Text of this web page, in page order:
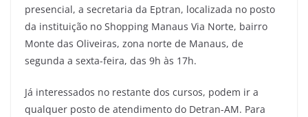
presencial, a secretaria da Eptran, localizada no posto
da instituição no Shopping Manaus Via Norte, bairro
Monte das Oliveiras, zona norte de Manaus, de
segunda a sexta-feira, das 9h às 17h.
Já interessados no restante dos cursos, podem ir a
qualquer posto de atendimento do Detran-AM. Para